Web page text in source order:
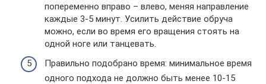
попеременно вправо – влево, меняя направление
каждые 3-5 минут. Усилить действие обруча
можно, если во время его вращения стоять на
одной ноге или танцевать.
Правильно подобрано время: минимальное время
одного подхода не должно быть менее 10-15